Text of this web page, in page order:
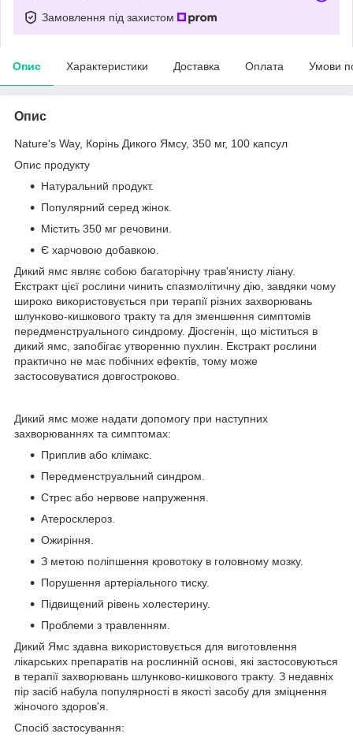
Замовлення під захистом
Опис Характеристики Доставка Оплата Умови
Опис
Nature's Way, Корінь Дикого Ямсу, 350 мг, 100 капсул
Опис продукту
Натуральний продукт.
Популярний серед жінок.
Містить 350 мг речовини.
Є харчовою добавкою.
Дикий ямс являє собою багаторічну трав'янисту ліану.
Екстракт цієї рослини чинить спазмолітичну дію, завдяки чому
широко використовується при терапії різних захворювань
шлунково-кишкового тракту та для зменшення симптомів
передменструального синдрому. Діосгенін, що міститься в
дикий ямс, запобігає утворенню пухлин. Екстракт рослини
практично не має побічних ефектів, тому може
застосовуватися довгостроково.
Дикий ямс може надати допомогу при наступних
захворюваннях та симптомах:
Приплив або клімакс.
Передменструальний синдром.
Стрес або нервове напруження.
Атеросклероз.
Ожиріння.
З метою поліпшення кровотоку в головному мозку.
Порушення артеріального тиску.
Підвищений рівень холестерину.
Проблеми з травленням.
Дикий Ямс здавна використовується для виготовлення
лікарських препаратів на рослинній основі, які застосовуються
в терапії захворювань шлунково-кишкового тракту. З недавніх
пір засіб набула популярності в якості засобу для зміцнення
жіночого здоров'я.
Спосіб застосування: